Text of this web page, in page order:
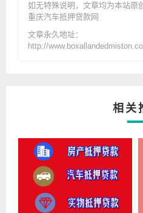
如无特殊说明，文章均为本站原
重庆汽车抵押贷款网
文章永久地址：
http://
相关